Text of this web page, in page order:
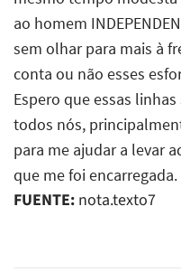
FUENTE: nota.texto7